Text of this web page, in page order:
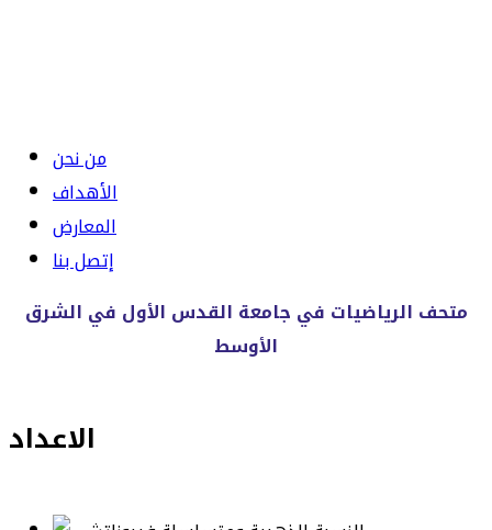
من نحن
الأهداف
المعارض
إتصل بنا
متحف الرياضيات في جامعة القدس الأول في الشرق
الأوسط
الاعداد